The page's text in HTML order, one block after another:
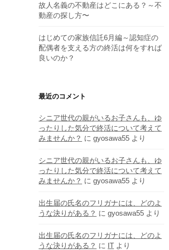
故人名義の不動産はどこにある？～不
動産の探し方〜
はじめての家族信託6月編～認知症の
配偶者を支える方の終活は何をすれば
良いのか？
最近のコメント
シニア世代の親がいるお子さんも、ゆ
ったりした気分で終活について考えて
みませんか？ に gyosawa55 より
シニア世代の親がいるお子さんも、ゆ
ったりした気分で終活について考えて
みませんか？ に gyosawa55 より
出生届の氏名のフリガナには、どのよ
うな決りがある？ に gyosawa55 より
出生届の氏名のフリガナには、どのよ
うな決りがある？ に IT より